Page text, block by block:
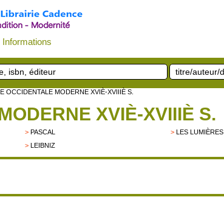
Informations
OCCIDENTALE MODERNE XVIÈ-XVIIIÈ S.
XVIÈ-XVIIIÈ S.
>PASCAL >LES LUMIÈRES
>LEIBNIZ